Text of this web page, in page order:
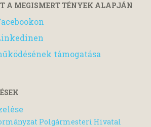
A MEGISMERT TÉNYEK ALAPJÁN
támogatása
Polgármesteri Hivatal